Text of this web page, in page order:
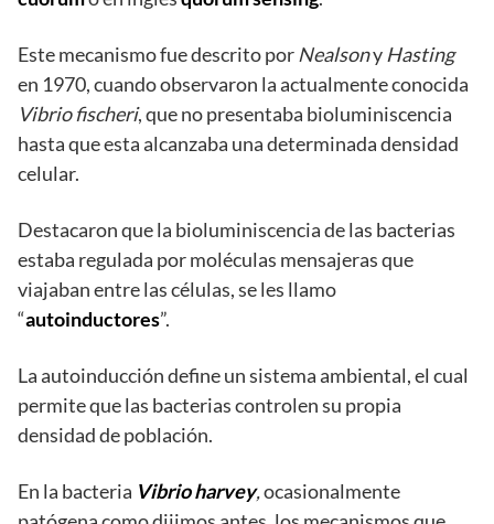
Este mecanismo fue descrito por Nealsony Hasting
en 1970, cuando observaron la actualmente conocida
Vibrio fischeri, que no presentaba bioluminiscencia
hasta que esta alcanzaba una determinada densidad
celular.
Destacaron que la bioluminiscencia de las bacterias
estaba regulada por moléculas mensajeras que
viajaban entre las células, se les llamo
“autoinductores”.
La autoinducción define un sistema ambiental, el cual
permite que las bacterias controlen su propia
densidad de población.
En la bacteria Vibrio harvey,ocasionalmente